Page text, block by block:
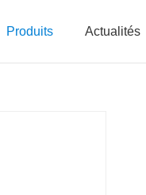
Produits Actualités